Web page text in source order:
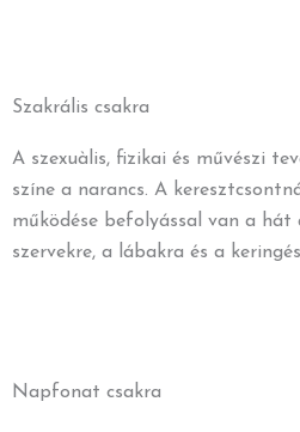
Szakrális csakra
A szexuàlis, fizikai és művészi
színe a narancs. A
működése befolyással van a hát
szervekre, a lábakra és a
Napfonat csakra